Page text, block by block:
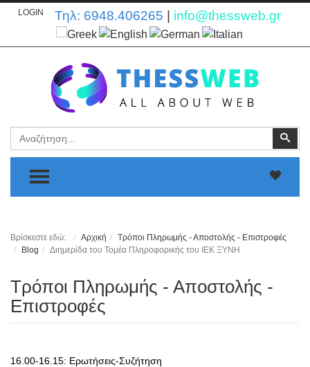
LOGIN Τηλ: 6948.406265 info@thessweb.gr
TOGGLE MENU
Βρίσκεστε εδώ: Αρχική
Τρόποι Πληρωμής - Αποστολής - Επιστροφές
Blog
Διημερίδα του Τομέα Πληροφορικής του ΙΕΚ ΞΥΝΗ
Τρόποι Πληρωμής - Αποστολής -
Επιστροφές
16.00-16.15: Ερωτήσεις-Συζήτηση